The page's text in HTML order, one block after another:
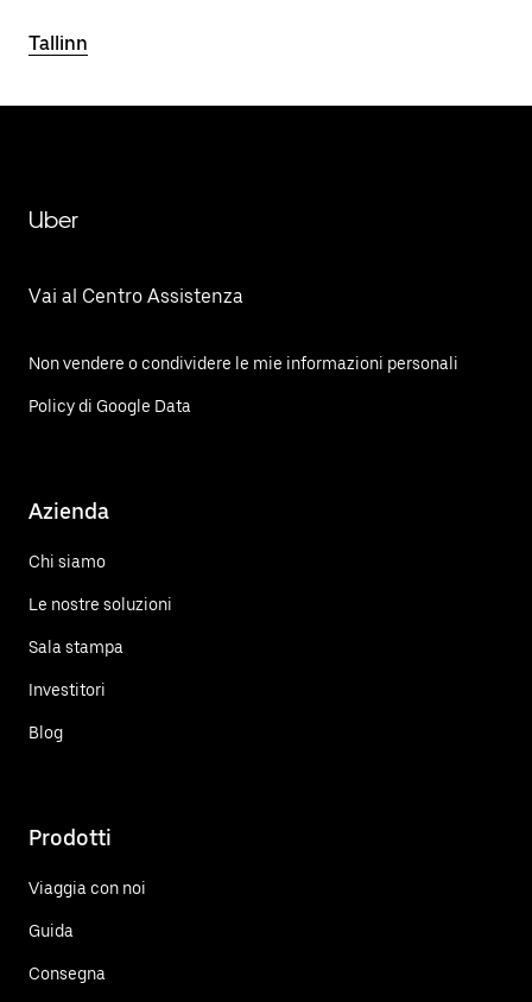
Tallinn
Uber
Vai al Centro Assistenza
Non vendere o condividere le mie informazioni personali
Policy di Google Data
Azienda
Chi siamo
Le nostre soluzioni
Sala stampa
Investitori
Blog
Prodotti
Viaggia con noi
Guida
Consegna